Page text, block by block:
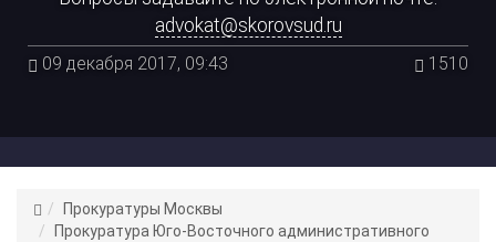
advokat@skorovsud.ru
09 декабря 2017, 09:43 1510
Адвокат
Цепков
Прокуратуры Москвы
Прокуратура Юго-Восточного административного